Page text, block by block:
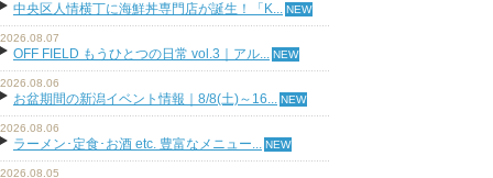
中央区人情横丁に海鮮丼専門店が誕生！「K...
2026.08.07
OFF FIELD もうひとつの日常 vol.3｜アル...
2026.08.06
お盆期間の新潟イベント情報｜8/8(土)～16...
2026.08.06
ラーメン･定食･お酒 etc. 豊富なメニュー...
2026.08.05